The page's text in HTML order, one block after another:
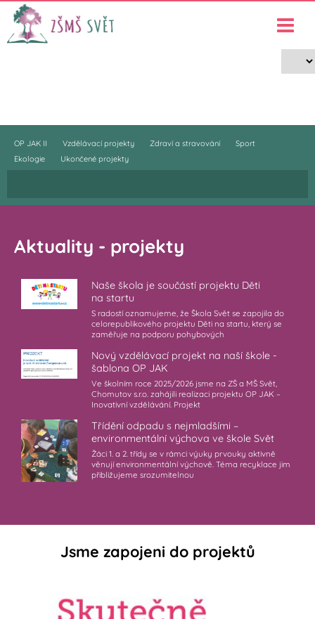
OP JAK II Vzdělávací projekty Zdraví a stravování
Sport
Ekologie
Ukončené projekty
Aktuality - projekty
Naše škola je součástí projektu Děti
na startu
S radostí oznamujeme, že Škola Svět se zapojila do
celorepublikového projektu Děti na startu, který se
zaměřuje na podporu pohybových
Nový vzdělávací projekt na naší škole -
šablona OP JAK
Ve školním roce 2025/2026 jsme na ZŠ a MŠ Svět,
Chomutov s.r.o. zahájili realizaci projektu OP JAK –
Inovativní vzdělávání. Projekt
Třídění odpadu s nejmladšími –
environmentální výchova ve škole Svět
Žáci 1. a 2. třídy se v rámci výuky prvouky aktivně
věnují environmentální výchově. Téma recyklace jim
přibližujeme srozumitelnou
Jsme zapojeni do projektů